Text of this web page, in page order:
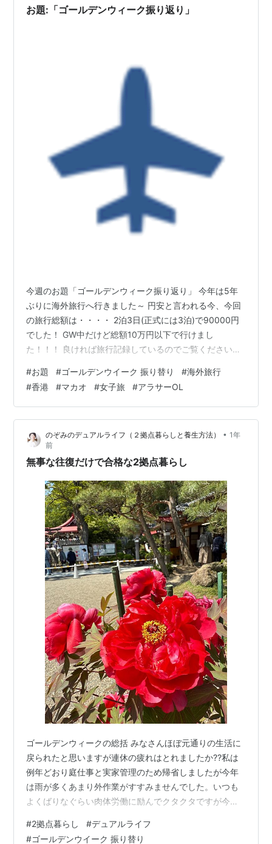
長持ちするのが理由みたい。あと、パソコ…
お題:「ゴールデンウィーク振り返り」
今週のお題「ゴールデンウィーク振り返り」 今年は5年
ぶりに海外旅行へ行きました～ 円安と言われる今、今回
の旅行総額は・・・・ 2泊3日(正式には3泊)で90000円
でした！ GW中だけど総額10万円以下で行けまし
た！！！ 良ければ旅行記録しているのでご覧くださいな
akhahaha88.hatenablog.com 初日から携帯タクシーに
おいてくるっていう、失態はあったものの良き旅行とな
りました。 終わり良ければ総て良し👍（笑） ランキング
参加中旅行
#お題 #ゴールデンウイーク 振り替り #海外旅行
#香港 #マカオ #女子旅 #アラサーOL
のぞみのデュアルライフ（２拠点暮らしと養生方法） • 1年
前
無事な往復だけで合格な2拠点暮らし
ゴールデンウィークの総括 みなさんほぼ元通りの生活に
戻られたと思いますが連休の疲れはとれましたか⁇私は
例年どおり庭仕事と実家管理のため帰省しましたが今年
は雨が多くあまり外作業がすすみませんでした。いつも
よくばりなぐらい肉体労働に励んでクタクタですが今回
り、部屋掃除、主宰するピアノ教室で講師さん生徒さん
#2拠点暮らし #デュアルライフ
#ゴールデンウイーク 振り替り